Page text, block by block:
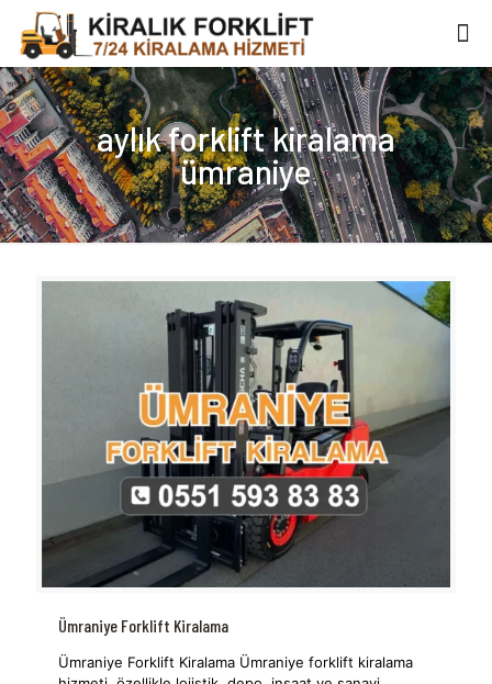
aylık forklift kiralama
ümraniye
Ümraniye Forklift Kiralama
Ümraniye Forklift Kiralama Ümraniye forklift kiralama